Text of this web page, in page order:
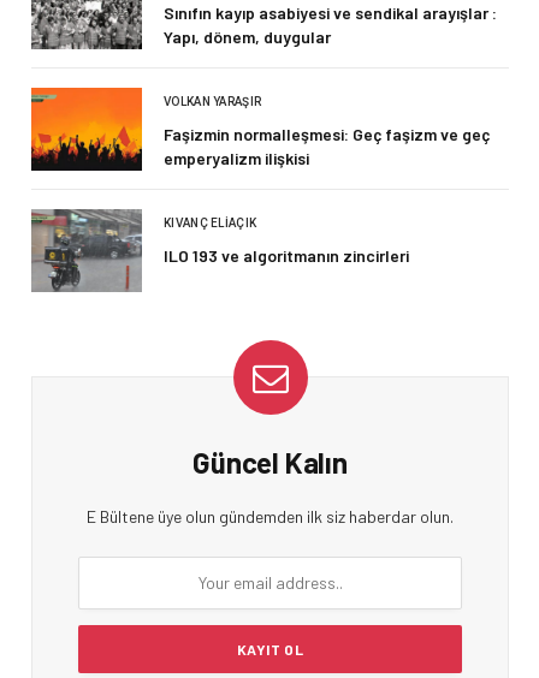
Sınıfın kayıp asabiyesi ve sendikal arayışlar :
Yapı, dönem, duygular
VOLKAN YARAŞIR
Faşizmin normalleşmesi: Geç faşizm ve geç
emperyalizm ilişkisi
KIVANÇ ELIAÇIK
ILO 193 ve algoritmanın zincirleri
Güncel Kalın
E Bültene üye olun gündemden ilk siz haberdar olun.